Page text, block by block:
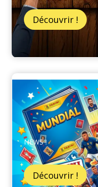
Découvrir !
NEWS !
Découvrir !